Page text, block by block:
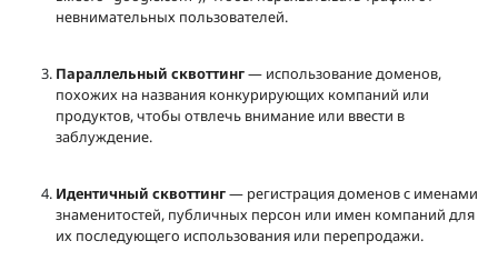
невнимательных пользователей.
Параллельный сквоттинг— использование доменов,
похожих на названия конкурирующих компаний или
продуктов, чтобы отвлечь внимание или ввести в
заблуждение.
Идентичный сквоттинг— регистрация доменов с именами
знаменитостей, публичных персон или имен компаний для
их последующего использования или перепродажи.